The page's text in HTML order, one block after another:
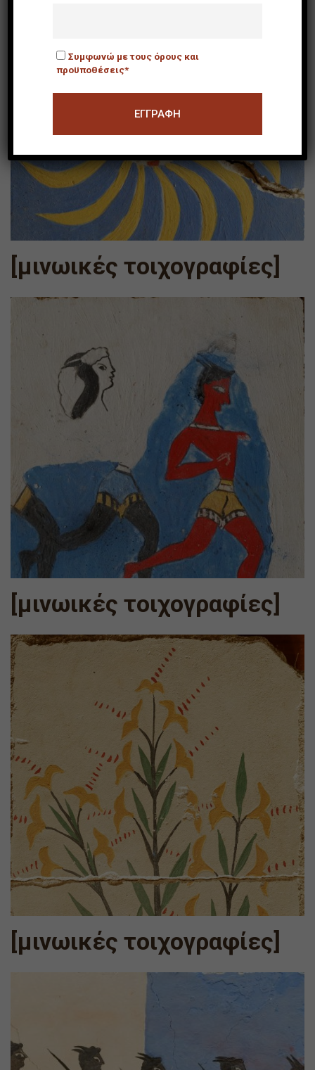
[μινωικές τοιχογραφίες]
[μινωικές τοιχογραφίες]
[μινωικές τοιχογραφίες]
Συμφωνώ με τους όρους και
προϋποθέσεις*